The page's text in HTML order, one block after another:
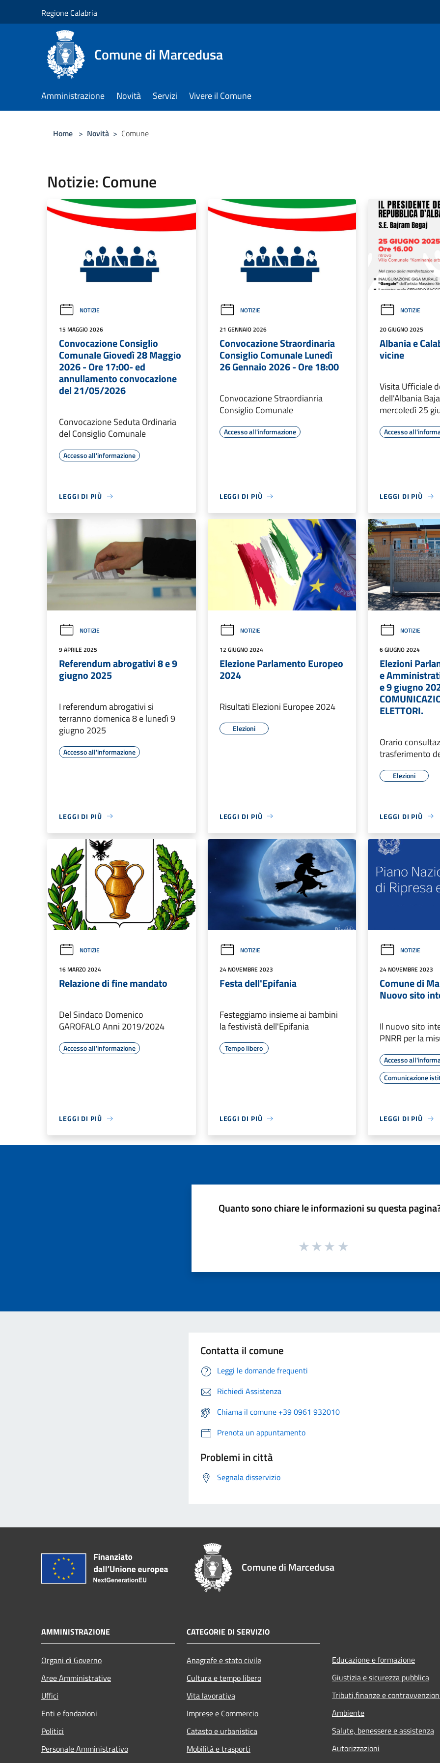
Regione Calabria
Comune di Marcedusa
Amministrazione Novità Servizi Vivere il Comune
Home > Novità > Comune
Notizie: Comune
NOTIZIE
15 MAGGIO 2026
Convocazione Consiglio
Comunale Giovedì 28 Maggio
2026 - Ore 17:00- ed
annullamento convocazione
del 21/05/2026
Convocazione Seduta Ordinaria
del Consiglio Comunale
Accesso all'informazione
LEGGI DI PIÙ
NOTIZIE
21 GENNAIO 2026
Convocazione Straordinaria
Consiglio Comunale Lunedì
26 Gennaio 2026 - Ore 18:00
Convocazione Straordianria
Consiglio Comunale
Accesso all'informazione
LEGGI DI PIÙ
NOTIZIE
20 GIUGNO 2025
Albania e
vicine
Visita Ufficiale
dell'Albania
mercoledì 25
Accesso
LEGGI DI PIÙ
NOTIZIE
9 APRILE 2025
Referendum abrogativi 8 e 9
giugno 2025
I referendum abrogativi si
terranno domenica 8 e lunedì 9
giugno 2025
Accesso all'informazione
LEGGI DI PIÙ
NOTIZIE
12 GIUGNO 2024
Elezione Parlamento Europeo
2024
Risultati Elezioni Europee 2024
Elezioni
LEGGI DI PIÙ
NOTIZIE
6 GIUGNO 2024
Elezioni
e
e 9 giugno
ELETTORI.
Orario
trasferimento
Elezioni
LEGGI DI PIÙ
NOTIZIE
16 MARZO 2024
Relazione di fine mandato
Del Sindaco Domenico
GAROFALO Anni 2019/2024
Accesso all'informazione
LEGGI DI PIÙ
NOTIZIE
24 NOVEMBRE 2023
Festa dell'Epifania
Festeggiamo insieme ai bambini
la festivistà dell'Epifania
Tempo libero
LEGGI DI PIÙ
NOTIZIE
24 NOVEMBRE 2023
Comune di
Nuovo sito
Il nuovo sito
PNRR per la
Accesso
Comunicazione
LEGGI DI PIÙ
Quanto sono chiare le informazioni su questa
Contatta il comune
Leggi le domande frequenti
Richiedi Assistenza
Chiama il comune +39 0961 932010
Prenota un appuntamento
Problemi in città
Segnala disservizio
Comune di Marcedusa
AMMINISTRAZIONE
Organi di Governo
Aree Amministrative
Uffici
Enti e fondazioni
Politici
Personale Amministrativo
CATEGORIE DI SERVIZIO
Anagrafe e stato civile
Cultura e tempo libero
Vita lavorativa
Imprese e Commercio
Catasto e urbanistica
Mobilità e trasporti
Educazione e formazione
Giustizia e sicurezza pubblica
Tributi,finanze e
Ambiente
Salute, benessere e assistenza
Autorizzazioni